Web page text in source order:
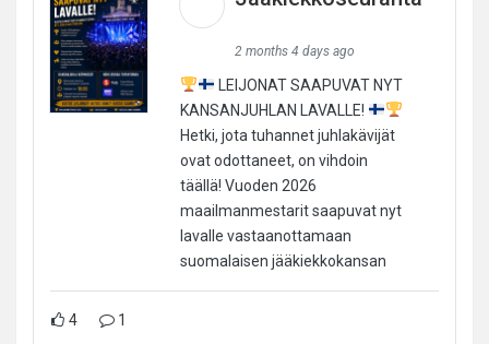
2 months 4 days ago
LEIJONAT SAAPUVAT NYT
KANSANJUHLAN LAVALLE!
Hetki, jota tuhannet juhlakävijät
ovat odottaneet, on vihdoin
täällä! Vuoden 2026
maailmanmestarit saapuvat nyt
lavalle vastaanottamaan
suomalaisen jääkiekkokansan
4 1